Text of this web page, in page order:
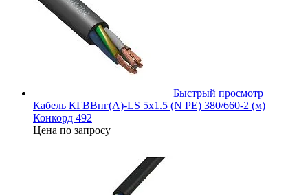
Быстрый просмотр
Кабель КГВВнг(А)-LS 5х1.5 (N PE) 380/660-2 (м)
Конкорд 492
Цена по запросу